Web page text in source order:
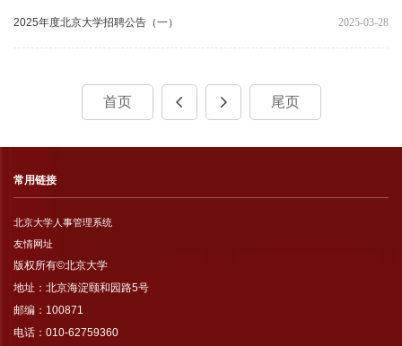
2025-03-28
2025年度北京大学招聘公告（一）
首页 尾页
常用链接
北京大学人事管理系统
友情网址
版权所有©北京大学
地址：北京海淀颐和园路5号
邮编：100871
电话：010-62759360